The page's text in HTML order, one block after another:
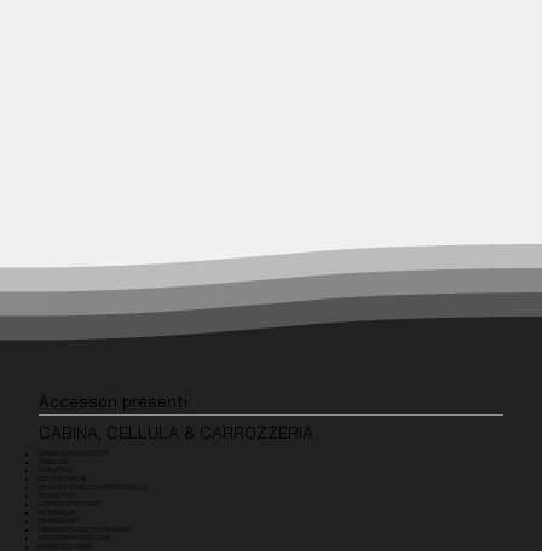
Accessori presenti
CABINA, CELLULA & CARROZZERIA